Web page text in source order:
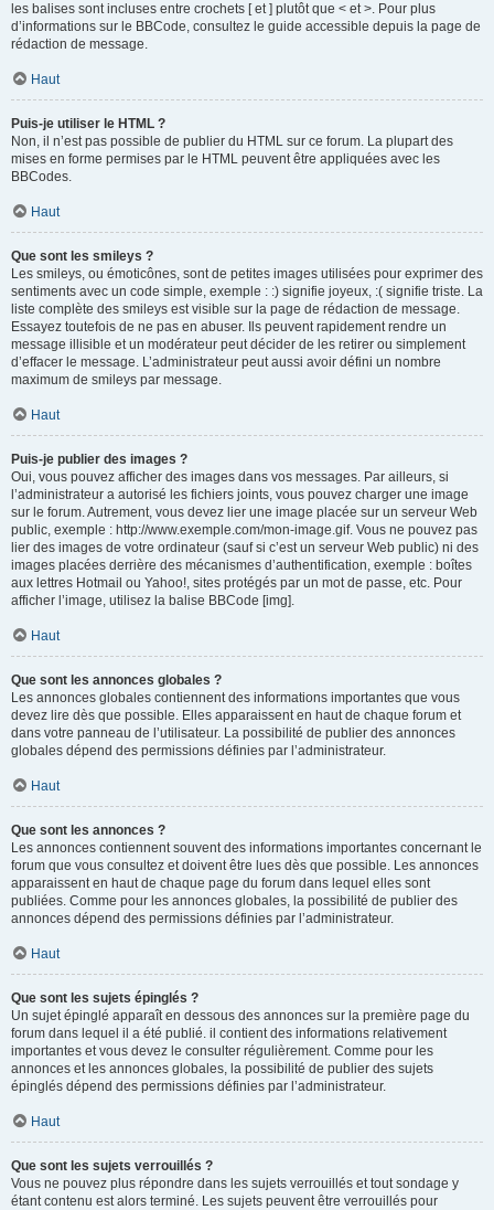
les balises sont incluses entre crochets [ et ] plutôt que < et >. Pour plus
d’informations sur le BBCode, consultez le guide accessible depuis la page de
rédaction de message.
Haut
Puis-je utiliser le HTML ?
Non, il n’est pas possible de publier du HTML sur ce forum. La plupart des
mises en forme permises par le HTML peuvent être appliquées avec les
BBCodes.
Haut
Que sont les smileys ?
Les smileys, ou émoticônes, sont de petites images utilisées pour exprimer des
sentiments avec un code simple, exemple : :) signifie joyeux, :( signifie triste. La
liste complète des smileys est visible sur la page de rédaction de message.
Essayez toutefois de ne pas en abuser. Ils peuvent rapidement rendre un
message illisible et un modérateur peut décider de les retirer ou simplement
d’effacer le message. L’administrateur peut aussi avoir défini un nombre
maximum de smileys par message.
Haut
Puis-je publier des images ?
Oui, vous pouvez afficher des images dans vos messages. Par ailleurs, si
l’administrateur a autorisé les fichiers joints, vous pouvez charger une image
sur le forum. Autrement, vous devez lier une image placée sur un serveur Web
public, exemple : http://www.exemple.com/mon-image.gif. Vous ne pouvez pas
lier des images de votre ordinateur (sauf si c’est un serveur Web public) ni des
images placées derrière des mécanismes d’authentification, exemple : boîtes
aux lettres Hotmail ou Yahoo!, sites protégés par un mot de passe, etc. Pour
afficher l’image, utilisez la balise BBCode [img].
Haut
Que sont les annonces globales ?
Les annonces globales contiennent des informations importantes que vous
devez lire dès que possible. Elles apparaissent en haut de chaque forum et
dans votre panneau de l’utilisateur. La possibilité de publier des annonces
globales dépend des permissions définies par l’administrateur.
Haut
Que sont les annonces ?
Les annonces contiennent souvent des informations importantes concernant le
forum que vous consultez et doivent être lues dès que possible. Les annonces
apparaissent en haut de chaque page du forum dans lequel elles sont
publiées. Comme pour les annonces globales, la possibilité de publier des
annonces dépend des permissions définies par l’administrateur.
Haut
Que sont les sujets épinglés ?
Un sujet épinglé apparaît en dessous des annonces sur la première page du
forum dans lequel il a été publié. il contient des informations relativement
importantes et vous devez le consulter régulièrement. Comme pour les
annonces et les annonces globales, la possibilité de publier des sujets
épinglés dépend des permissions définies par l’administrateur.
Haut
Que sont les sujets verrouillés ?
Vous ne pouvez plus répondre dans les sujets verrouillés et tout sondage y
étant contenu est alors terminé. Les sujets peuvent être verrouillés pour